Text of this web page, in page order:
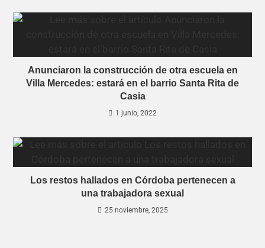
Anunciaron la construcción de otra escuela en
Villa Mercedes: estará en el barrio Santa Rita de
Casia
1 junio, 2022
Los restos hallados en Córdoba pertenecen a
una trabajadora sexual
25 noviembre, 2025